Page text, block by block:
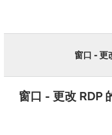
窗口 - 更
窗口 - 更改 RDP